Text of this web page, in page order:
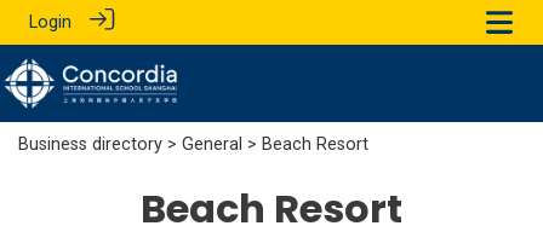
Login
Business directory > General > Beach Resort
Beach Resort